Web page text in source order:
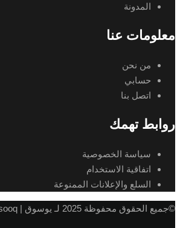
المدونة
معلومات عنا
من نحن
حسابي
اتصل بنا
روابط تهمك
سياسة الخصوصية
اتفاقية الاستخدام
السلع والإعلانات الممنوعة
©جميع الحقوق محفوظة 2025 لـ يوسوق | Usooq